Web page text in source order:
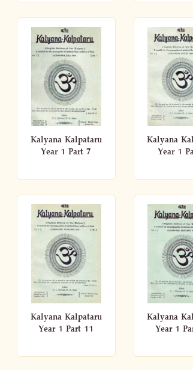
Kalyana Kalpataru
Year 1 Part 7
Kalyana
Year 1
Kalyana Kalpataru
Year 1 Part 11
Kalyana
Year 1